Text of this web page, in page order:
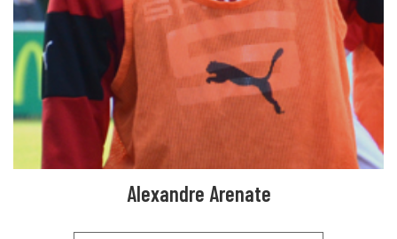
Alexandre Arenate